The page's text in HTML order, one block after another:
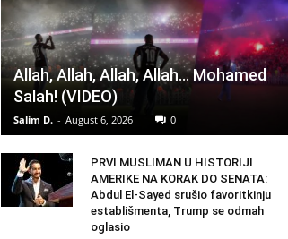
Allah, Allah, Allah, Allah… Mohamed
Salah! (VIDEO)
Salim D. - August 6, 2026 0
PRVI MUSLIMAN U HISTORIJI
AMERIKE NA KORAK DO SENATA:
Abdul El-Sayed srušio favoritkinju
establišmenta, Trump se odmah
oglasio